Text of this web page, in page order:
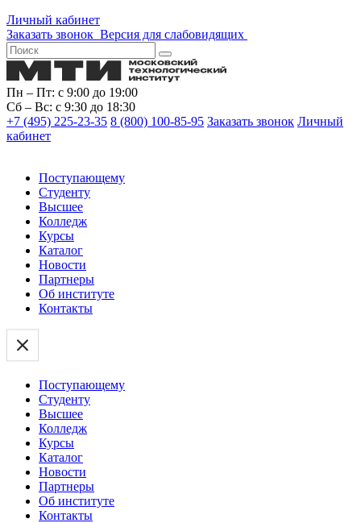
Личный кабинет
Заказать звонок Версия для слабовидящих
Пн – Пт: с 9:00 до 19:00
Сб – Вс: с 9:30 до 18:30
+7 (495) 225-23-35 8 (800) 100-85-95 Заказать звонок Личный
кабинет
Поступающему
Студенту
Высшее
Колледж
Курсы
Каталог
Новости
Партнеры
Об институте
Контакты
Поступающему
Студенту
Высшее
Колледж
Курсы
Каталог
Новости
Партнеры
Об институте
Контакты